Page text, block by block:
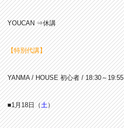
YOUCAN ⇒休講
【特別代講】
YANMA / HOUSE 初心者 / 18:30～19:55
■1月18日（土）